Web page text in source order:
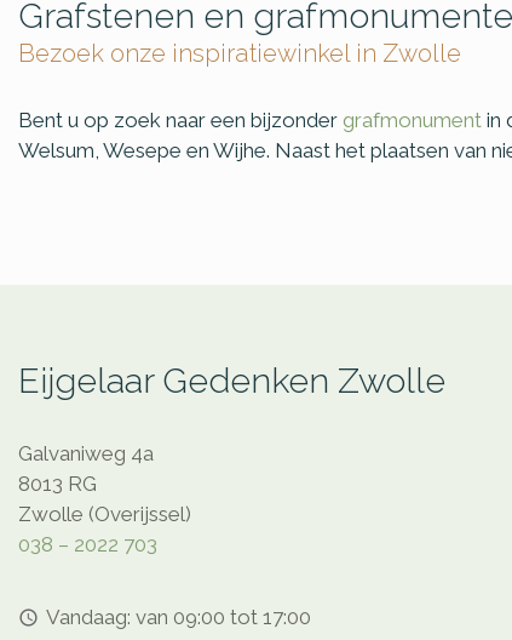
Grafstenen en
Bezoek onze inspiratiewinkel in Zwolle
Bent u op zoek naar een bijzonder grafmonument in
Welsum, Wesepe en Wijhe. Naast het plaatsen van
Eijgelaar Gedenken Zwolle
Galvaniweg 4a
8013 RG
Zwolle (Overijssel)
038 – 2022 703
access_time Vandaag: van 09:00 tot 17:00